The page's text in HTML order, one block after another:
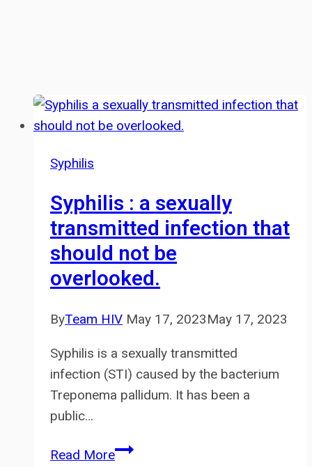
Syphilis
Syphilis : a sexually
transmitted infection that
should not be
overlooked.
ByTeam HIV May 17, 2023May 17, 2023
Syphilis is a sexually transmitted
infection (STI) caused by the bacterium
Treponema pallidum. It has been a
public…
Read MoreSyphilis